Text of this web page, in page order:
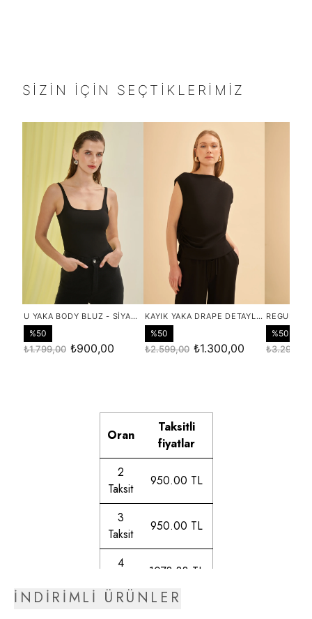
Oran
Taksitli
fiyatlar
2
Taksit
950.00 TL
3
Taksit
950.00 TL
4
1073.33 TL
İNDİRİMLİ ÜRÜNLER